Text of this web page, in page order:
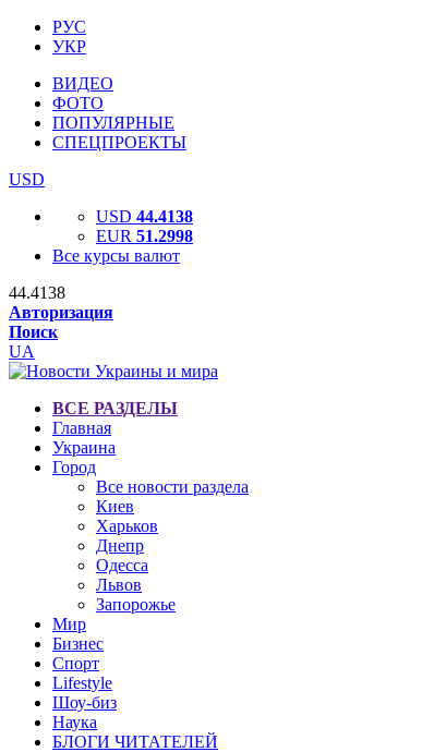
РУС
УКР
ВИДЕО
ФОТО
ПОПУЛЯРНЫЕ
СПЕЦПРОЕКТЫ
USD
USD 44.4138
EUR 51.2998
Все курсы валют
44.4138
Авторизация
Поиск
UA
ВСЕ РАЗДЕЛЫ
Главная
Украина
Город
Все новости раздела
Киев
Харьков
Днепр
Одесса
Львов
Запорожье
Мир
Бизнес
Спорт
Lifestyle
Шоу-биз
Наука
БЛОГИ ЧИТАТЕЛЕЙ